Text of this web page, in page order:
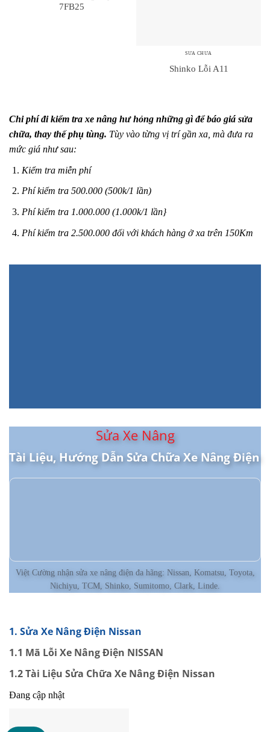
7FB25
SỬA CHỮA
Shinko Lỗi A11
Chi phí đi kiểm tra xe nâng hư hỏng những gì để báo giá sửa
chữa, thay thế phụ tùng. Tùy vào từng vị trí gần xa, mà đưa ra
mức giá như sau:
Kiểm tra miễn phí
Phí kiểm tra 500.000 (500k/1 lần)
Phí kiểm tra 1.000.000 (1.000k/1 lần}
Phí kiểm tra 2.500.000 đối với khách hàng ở xa trên 150Km
Sửa Xe Nâng
Tài Liệu, Hướng Dẫn Sửa Chữa Xe Nâng Điện
Việt Cường nhận sửa xe nâng điện đa hãng: Nissan, Komatsu, Toyota,
Nichiyu, TCM, Shinko, Sumitomo, Clark, Linde.
1. Sửa Xe Nâng Điện Nissan
1.1 Mã Lỗi Xe Nâng Điện NISSAN
1.2 Tài Liệu Sửa Chữa Xe Nâng Điện Nissan
Đang cập nhật